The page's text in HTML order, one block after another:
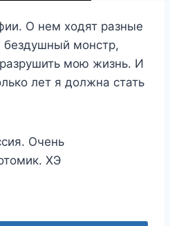
О нем ходят разные
бездушный монстр,
мою жизнь. И
лет я должна стать
Очень
ХЭ